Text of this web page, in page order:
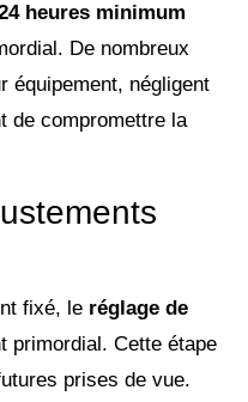
heures minimum
De nombreux
équipement, négligent
de compromettre la
fixé, le réglage de
primordial. Cette étape
prises de vue.